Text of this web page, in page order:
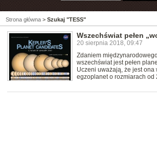
Strona główna > Szukaj "TESS"
Wszechświat pełen
20 sierpnia 2018, 09:47
Zdaniem
wszechświat jest pełen
Uczeni uważają, że jest ona
egzoplanet o rozmiarach od